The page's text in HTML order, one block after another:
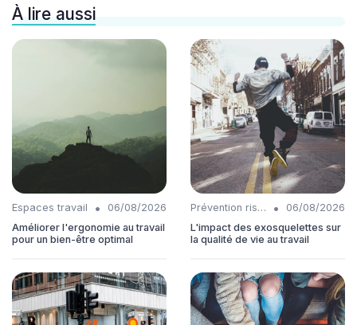
À lire aussi
Espaces travail •
06/08/2026
Améliorer l'ergonomie au travail
pour un bien-être optimal
Prévention risques •
06/08/2026
L'impact des exosquelettes sur
la qualité de vie au travail